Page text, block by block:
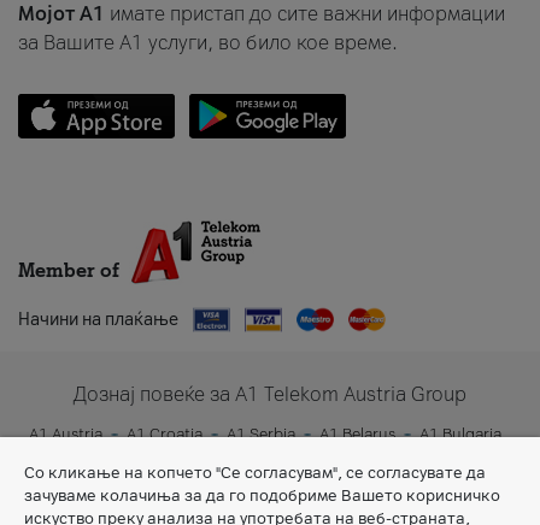
Мојот A1 имате пристап до сите важни информации
за Вашите A1 услуги, во било кое време.
Member of
Начини на плаќање
Дознај повеќе за A1 Telekom Austria Group
A1 Austria A1 Croatia A1 Serbia A1 Belarus
A1 Bulgaria
Со кликање на копчето "Се согласувам", се согласувате да
зачуваме колачиња за да го подобриме Вашето корисничко
искуство преку анализа на употребата на веб-страната,